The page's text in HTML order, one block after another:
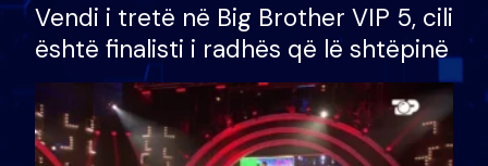
Vendi i tretë në Big Brother VIP 5, cili
është finalisti i radhës që lë shtëpinë